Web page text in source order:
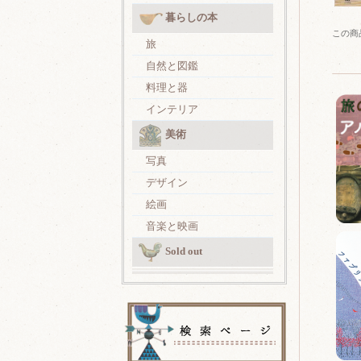
暮らしの本
旅
自然と図鑑
料理と器
インテリア
美術
写真
デザイン
絵画
音楽と映画
Sold out
この